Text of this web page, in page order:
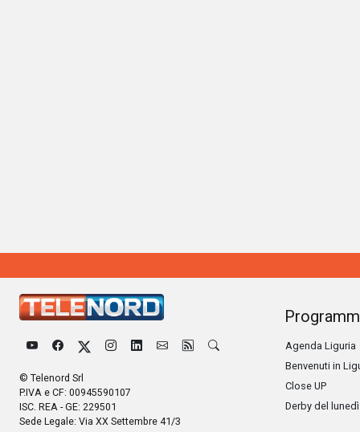
© Telenord Srl
P.IVA e CF: 00945590107
ISC. REA - GE: 229501
Sede Legale: Via XX Settembre 41/3
Agenda Liguria
Benvenuti in
Close UP
Derby del lunedì